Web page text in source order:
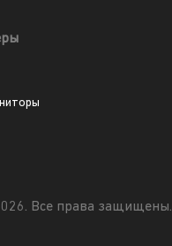
Все права защищены.